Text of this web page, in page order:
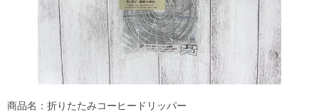
商品名：折りたたみコーヒードリッパー